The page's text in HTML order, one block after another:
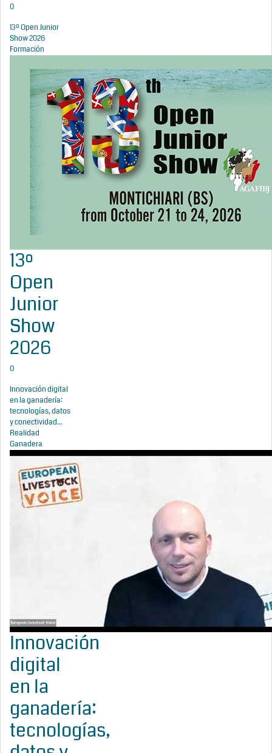
0
13º Open Junior
Show 2026
Formación
13º
Open
Junior
Show
2026
0
Innovación digital
en la ganadería:
tecnologías, datos
y conectividad...
Realidad
Ganadera
Innovación
digital
en la
ganadería:
tecnologías,